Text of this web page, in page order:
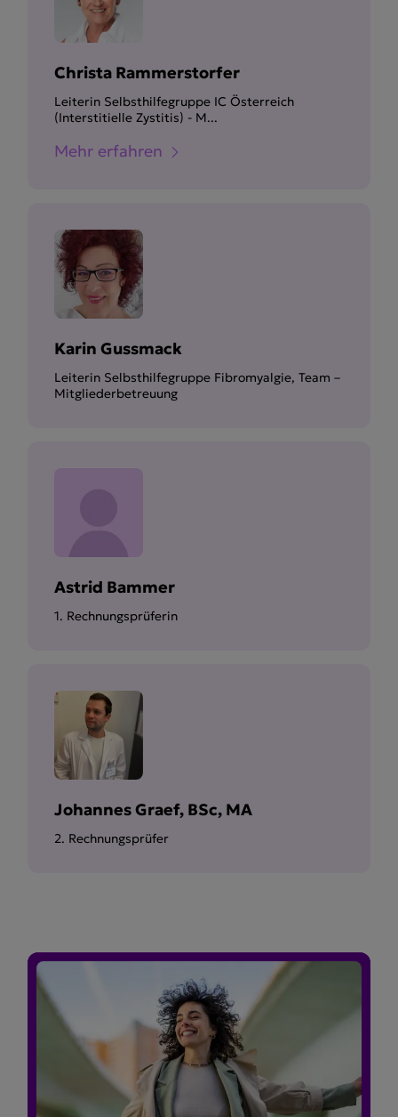
Christa Rammerstorfer
Leiterin Selbsthilfegruppe IC Österreich
(Interstitielle Zystitis) - M...
Mehr erfahren
Karin Gussmack
Leiterin Selbsthilfegruppe Fibromyalgie, Team –
Mitgliederbetreuung
Astrid Bammer
1. Rechnungsprüferin
Johannes Graef, BSc, MA
2. Rechnungsprüfer